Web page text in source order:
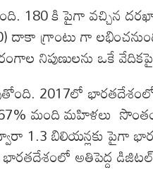
180 కి పైగా వచ్చిన
దాకా గ్రాంటు గా
నిపుణులను ఒకే
2017లో భారతదేశంలో
67% మంది మహిళలు
బిలియన్లకు పైగా
భారతదేశంలో అతిపెద్ద